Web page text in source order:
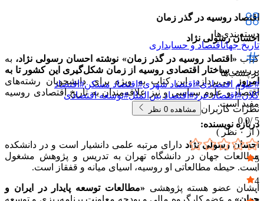
اقتصاد روسیه در گذر زمان
احسان رسولی نژاد
کتاب «اقتصاد روسیه در گذر زمان» نوشته احسان رسولی نژاد، به
بررسیساختار اقتصادی روسیه از زمان شکل‌گیری این کشور تا به
امروزمی‌پردازد. این کتاب به ویژه برای دانشجویان رشته‌های
اقتصاد و علوم سیاسی و نیز علاقه‌مندان به تاریخ اقتصادی روسیه
مفید است.
درباره نویسنده:
احسان رسولی نژاد دارای مرتبه علمی دانشیار است و در دانشکده
مطالعات جهان در دانشگاه تهران به تدریس و پژوهش مشغول
است. حیطه مطالعاتی او روسیه، اسیای میانه و قفقاز است.
ایشان عضو هسته پژوهشی «مطالعات توسعه پایدار در ایران و
جهان» و عضو کارگروه مالی و بودجه معاونت برنامه‌ریزی و توسعه
دسته‌بندی‌ها
تاریخ جهاناقتصاد و حسابداری
برچسب‌ها
#علوم اقتصادی#اقتصاد شهری# اقتصاد مسکن#اقتصاد
کلان#اقتصاد خرد#اقتصاد بین‌الملل#توسعه اقتصادی
نظرات کاربران
مشاهده 0 نظر
5 /
0.0
( از ۰ نظر )
5
۰
4
۰